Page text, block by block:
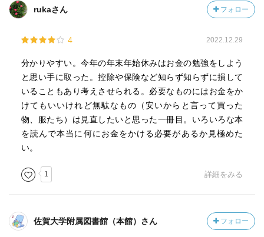
rukaさん フォロー
4 2022.12.29
分かりやすい。今年の年末年始休みはお金の勉強をしよう
と思い手に取った。控除や保険など知らず知らずに損して
いることもあり考えさせられる。必要なものにはお金をか
けてもいいけれど無駄なもの（安いからと言って買った
物、服たち）は見直したいと思った一冊目。いろいろな本
を読んで本当に何にお金をかける必要があるか見極めた
い。
1 詳細をみる
佐賀大学附属図書館（本館）さん フォロー